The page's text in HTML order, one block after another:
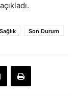
Sağlık Son Durum